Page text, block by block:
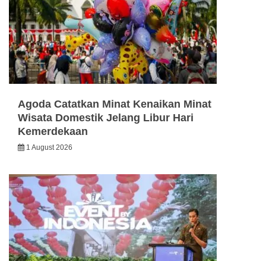
Agoda Catatkan Minat Kenaikan Minat
Wisata Domestik Jelang Libur Hari
Kemerdekaan
1 August 2026